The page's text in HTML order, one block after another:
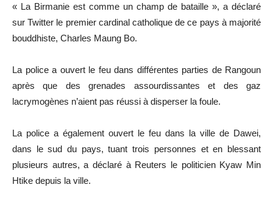
« La Birmanie est comme un champ de bataille », a déclaré
sur Twitter le premier cardinal catholique de ce pays à majorité
bouddhiste, Charles Maung Bo.
La police a ouvert le feu dans différentes parties de Rangoun
après que des grenades assourdissantes et des gaz
lacrymogènes n’aient pas réussi à disperser la foule.
La police a également ouvert le feu dans la ville de Dawei,
dans le sud du pays, tuant trois personnes et en blessant
plusieurs autres, a déclaré à Reuters le politicien Kyaw Min
Htike depuis la ville.